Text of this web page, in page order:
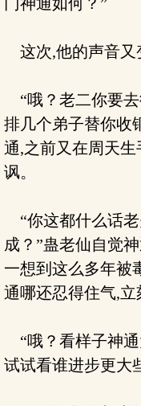
这次,他的声音又
“哦？老二你要
排几个弟子替你收
通,之前又在周天
讽。
“你这都什么话
成？”蛊老仙自觉
一想到这么多年被
通哪还忍得住气,立
“哦？看样子神
试试看谁进步更大